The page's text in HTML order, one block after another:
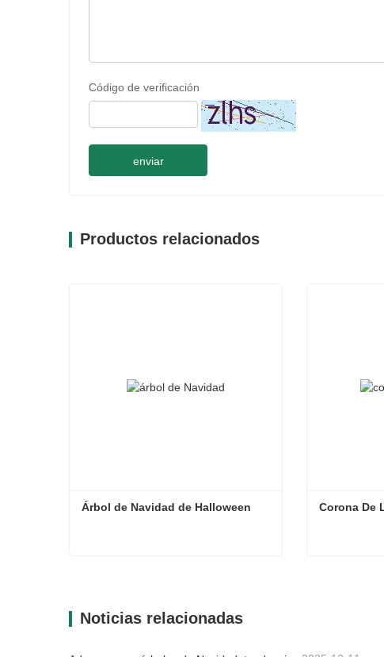
Código de verificación
enviar
Productos relacionados
Árbol de Navidad de Halloween Corona De
Noticias relacionadas